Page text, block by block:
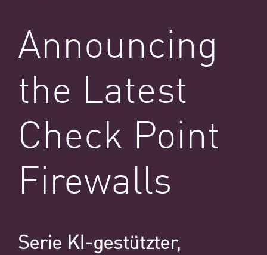
Announcing
the Latest
Check Point
Firewalls
Serie KI-gestützter,